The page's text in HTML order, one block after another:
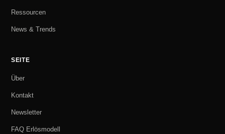
Ressourcen
News & Trends
SEITE
Über
Kontakt
Newsletter
FAQ Erlösmodell